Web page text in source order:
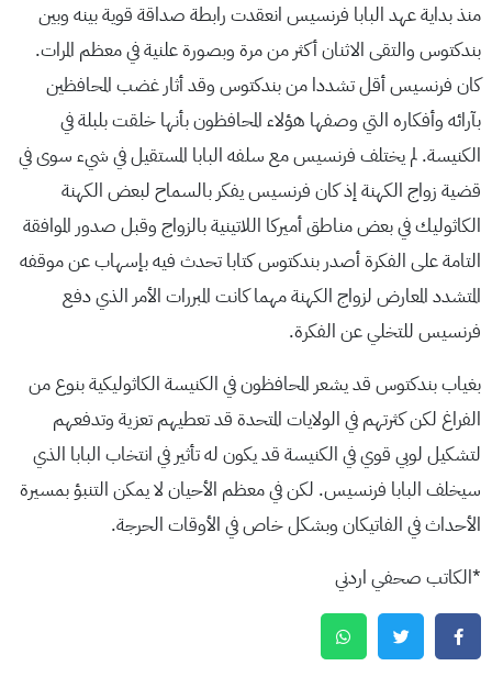
منذ بداية عهد البابا فرنسيس انعقدت رابطة صداقة قوية بينه وبين
بندكتوس والتقى الاثنان أكثر من مرة وبصورة علنية في معظم المرات.
كان فرنسيس أقل تشددا من بندكتوس وقد أثار غضب المحافظين
بآرائه وأفكاره التي وصفها هؤلاء المحافظون بأنها خلقت بلبلة في
الكنيسة. لم يختلف فرنسيس مع سلفه البابا المستقيل في شيء سوى في
قضية زواج الكهنة إذ كان فرنسيس يفكر بالسماح لبعض الكهنة
الكاثوليك في بعض مناطق أميركا اللاتينية بالزواج وقبل صدور الموافقة
التامة على الفكرة أصدر بندكتوس كتابا تحدث فيه بإسهاب عن موقفه
المتشدد المعارض لزواج الكهنة مهما كانت المبررات الأمر الذي دفع
فرنسيس للتخلي عن الفكرة.
بغياب بندكتوس قد يشعر المحافظون في الكنيسة الكاثوليكية بنوع من
الفراغ لكن كثرتهم في الولايات المتحدة قد تعطيهم تعزية وتدفعهم
لتشكيل لوبي قوي في الكنيسة قد يكون له تأثير في انتخاب البابا الذي
سيخلف البابا فرنسيس. لكن في معظم الأحيان لا يمكن التنبؤ بمسيرة
الأحداث في الفاتيكان وبشكل خاص في الأوقات الحرجة.
*الكاتب صحفي اردني